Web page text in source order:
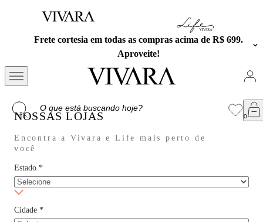
Frete cortesia em todas as compras acima de R$ 699.
Aproveite!
NOSSAS LOJAS
Encontra a Vivara e Life mais perto de
você
Estado *
Cidade *